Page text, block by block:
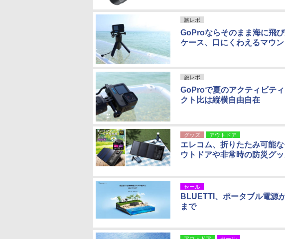
旅レポ
GoProならそのまま海に飛
ケース、口にくわえるマウ
旅レポ
GoProで夏のアクティビテ
クト比は縦横自由自在
グッズ アウトドア
エレコム、折りたたみ可能
ウトドアや非常時の防災グ
セール
BLUETTI、ポータブル電源
まで